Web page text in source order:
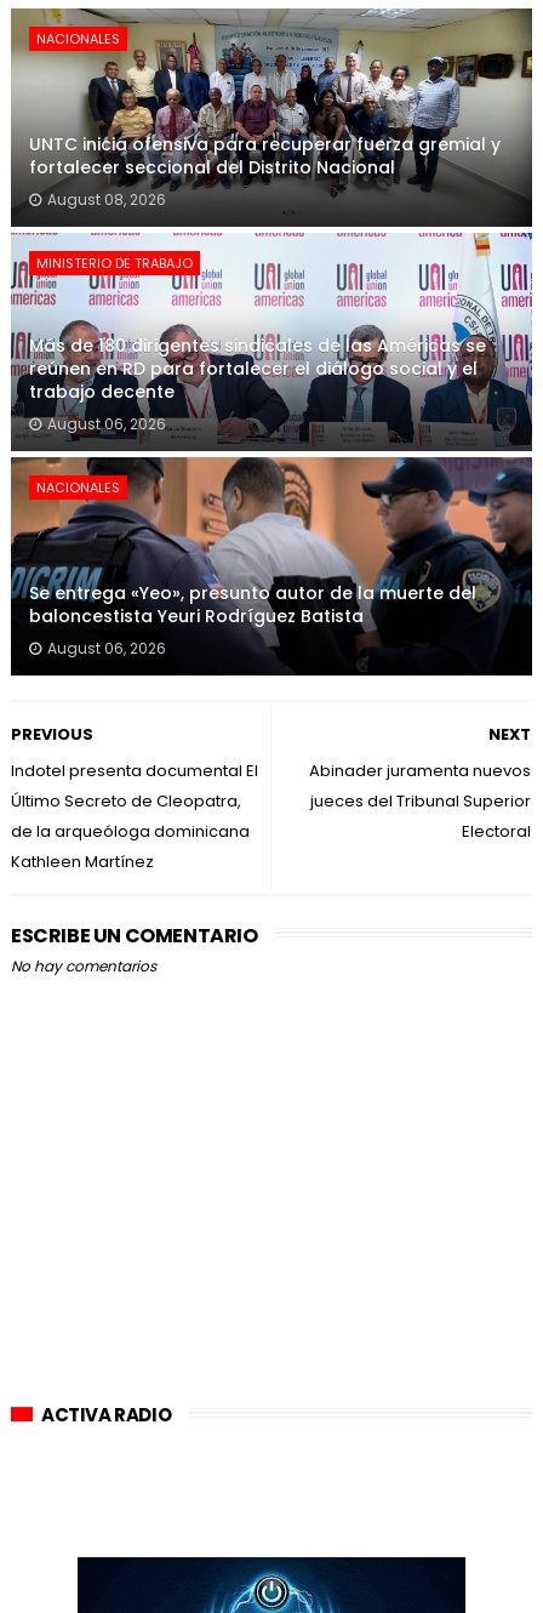
NACIONALES
UNTC inicia ofensiva para recuperar fuerza gremial y
fortalecer seccional del Distrito Nacional
August 08, 2026
MINISTERIO DE TRABAJO
Más de 180 dirigentes sindicales de las Américas se
reúnen en RD para fortalecer el diálogo social y el
trabajo decente
August 06, 2026
NACIONALES
Se entrega «Yeo», presunto autor de la muerte del
baloncestista Yeuri Rodríguez Batista
August 06, 2026
NEXT
Abinader juramenta nuevos
jueces del Tribunal Superior
Electoral
PREVIOUS
Indotel presenta documental El
Último Secreto de Cleopatra,
de la arqueóloga dominicana
Kathleen Martínez
ESCRIBE UN COMENTARIO
No hay comentarios
ACTIVA RADIO